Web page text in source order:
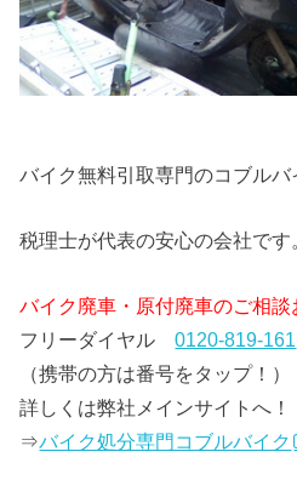
バイク無料引取専門のコブルバ
税理士が代表の安心の会社です
バイク廃車・原付廃車のご相談
フリーダイヤル0120-819-161
（携帯の方は番号をタップ！）
詳しくは弊社メインサイトへ！
⇒バイク処分専門コブルバイク